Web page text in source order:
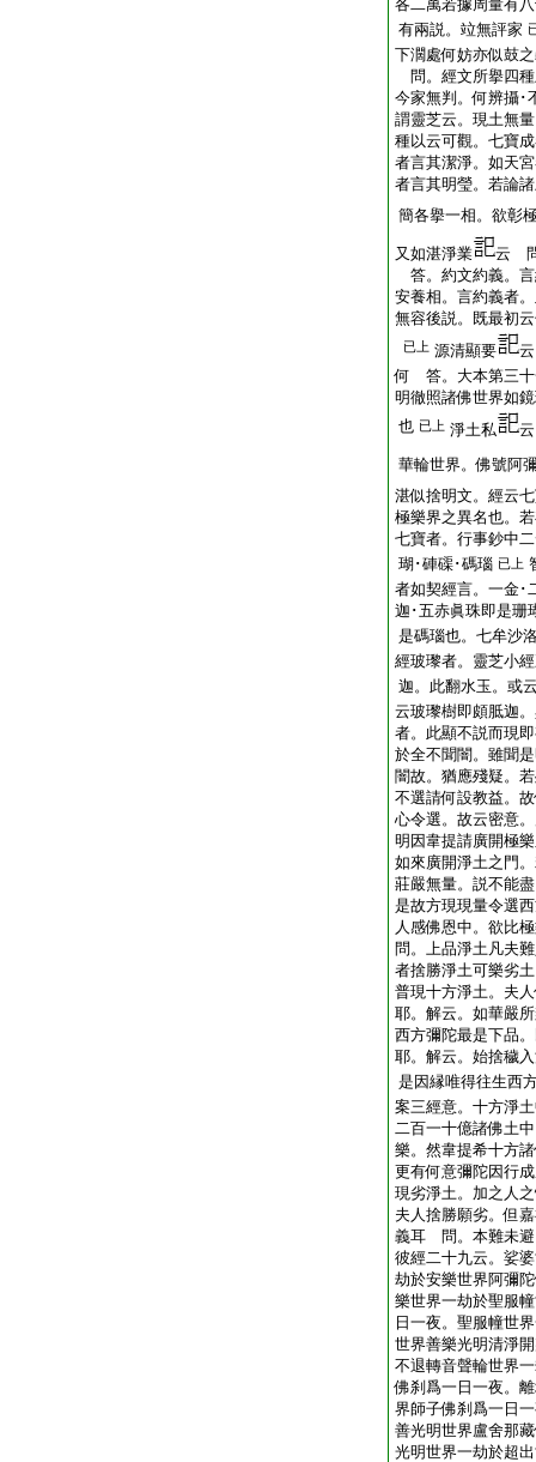
各二萬若據周量有
有兩説。竝無評家
下濶處何妨亦似鼓
問。經文所擧四
今家無判。何辨攝･
謂靈芝云。現土無
種以云可觀。七寶
者言其潔淨。如天
者言其明瑩。若論
簡各擧一相。欲彰
又如湛淨業
云
答。約文約義。
安養相。言約義者
無容後説。既最初
已上 源清顯要
何 答。大本第三十
明徹照諸佛世界如
也 已上 淨土私
華輪世界。佛號阿
湛似捨明文。經云
極樂界之異名也。
七寶者。行事鈔中
瑚･硨磲･碼瑙 已上
者如契經言。一金･
迦･五赤眞珠即是珊
是碼瑙也。七牟沙
經玻瓈者。靈芝小
迦。此翻水玉。或
云玻瓈樹即頗胝迦
者。此顯不説而現
於全不聞闇。雖聞
闇故。猶應殘疑。
不選請何設教益。
心令選。故云密意
明因韋提請廣開極
如來廣開淨土之門
莊嚴無量。説不能
是故方現現量令選
人感佛恩中。欲比
問。上品淨土凡夫
者捨勝淨土可樂劣
普現十方淨土。夫
耶。解云。如華嚴
西方彌陀最是下品
耶。解云。始捨穢
是因縁唯得往生西
案三經意。十方淨
二百一十億諸佛土
樂。然韋提希十方
更有何意彌陀因行
現劣淨土。加之人
夫人捨勝願劣。但
義耳 問。本難未避
彼經二十九云。娑
劫於安樂世界阿彌
樂世界一劫於聖服
日一夜。聖服幢世
世界善樂光明清淨
不退轉音聲輪世界
佛刹爲一日一夜。
界師子佛刹爲一日
善光明世界盧舍那
光明世界一劫於超